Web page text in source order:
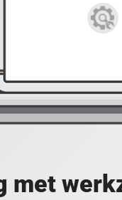
met